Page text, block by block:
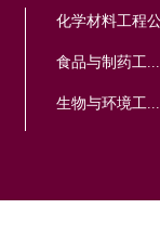
化学材料工程
食品与制药工...
生物与环境工...